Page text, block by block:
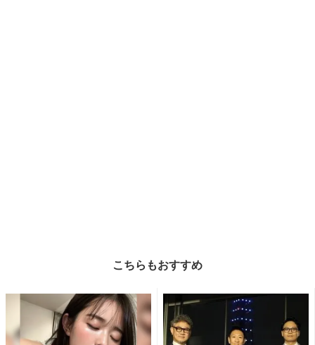
こちらもおすすめ